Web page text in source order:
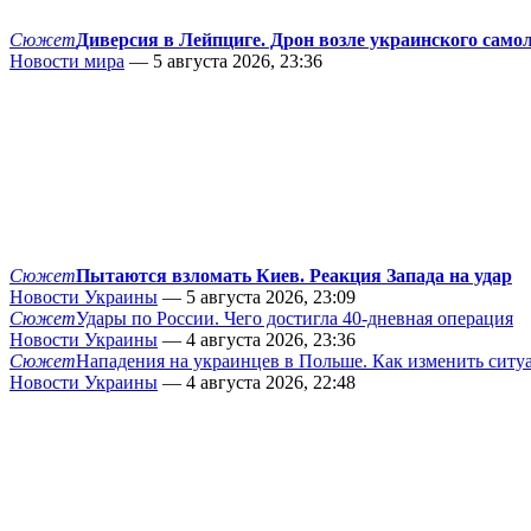
СюжетДиверсия в Лейпциге. Дрон возле украинского
Новости мира — 5 августа 2026, 23:36
СюжетПытаются взломать Киев. Реакция Запада на удар
Новости Украины — 5 августа 2026, 23:09
СюжетУдары по России. Чего достигла 40-дневная операция
Новости Украины — 4 августа 2026, 23:36
СюжетНападения на украинцев в Польше. Как изменить
Новости Украины — 4 августа 2026, 22:48